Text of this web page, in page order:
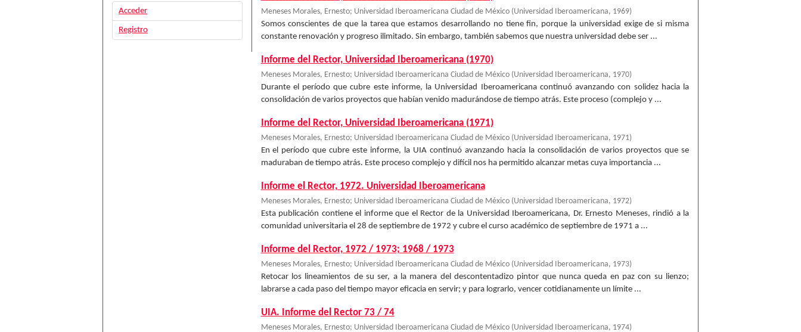
Meneses Morales, Ernesto; Universidad Iberoamericana Ciudad de México (Universidad Iberoamericana, 1969)
Somos conscientes de que la tarea que estamos desarrollando no tiene fin, porque la universidad exige de si misma
constante renovación y progreso ilimitado. Sin embargo, también sabemos que nuestra universidad debe ser ...
Informe del Rector, Universidad Iberoamericana (1970)
Meneses Morales, Ernesto; Universidad Iberoamericana Ciudad de México (Universidad Iberoamericana, 1970)
Durante el período que cubre este informe, la Universidad Iberoamericana continuó avanzando con solidez hacia la
consolidación de varios proyectos que habían venido madurándose de tiempo atrás. Este proceso (complejo y ...
Informe del Rector, Universidad Iberoamericana (1971)
Meneses Morales, Ernesto; Universidad Iberoamericana Ciudad de México (Universidad Iberoamericana, 1971)
En el período que cubre este informe, la UIA continuó avanzando hacia la consolidación de varios proyectos que se
maduraban de tiempo atrás. Este proceso complejo y difícil nos ha permitido alcanzar metas cuya importancia ...
Informe el Rector, 1972. Universidad Iberoamericana
Meneses Morales, Ernesto; Universidad Iberoamericana Ciudad de México (Universidad Iberoamericana, 1972)
Esta publicación contiene el informe que el Rector de la Universidad Iberoamericana, Dr. Ernesto Meneses, rindió a la
comunidad universitaria el 28 de septiembre de 1972 y cubre el curso académico de septiembre de 1971 a ...
Informe del Rector, 1972 / 1973; 1968 / 1973
Meneses Morales, Ernesto; Universidad Iberoamericana Ciudad de México (Universidad Iberoamericana, 1973)
Retocar los lineamientos de su ser, a la manera del descontentadizo pintor que nunca queda en paz con su lienzo;
labrarse a cada paso del tiempo mayor eficacia en servir; y para lograrlo, vencer cotidianamente un límite ...
UIA. Informe del Rector 73 / 74
Meneses Morales, Ernesto; Universidad Iberoamericana Ciudad de México (Universidad Iberoamericana, 1974)
Acceder
Registro